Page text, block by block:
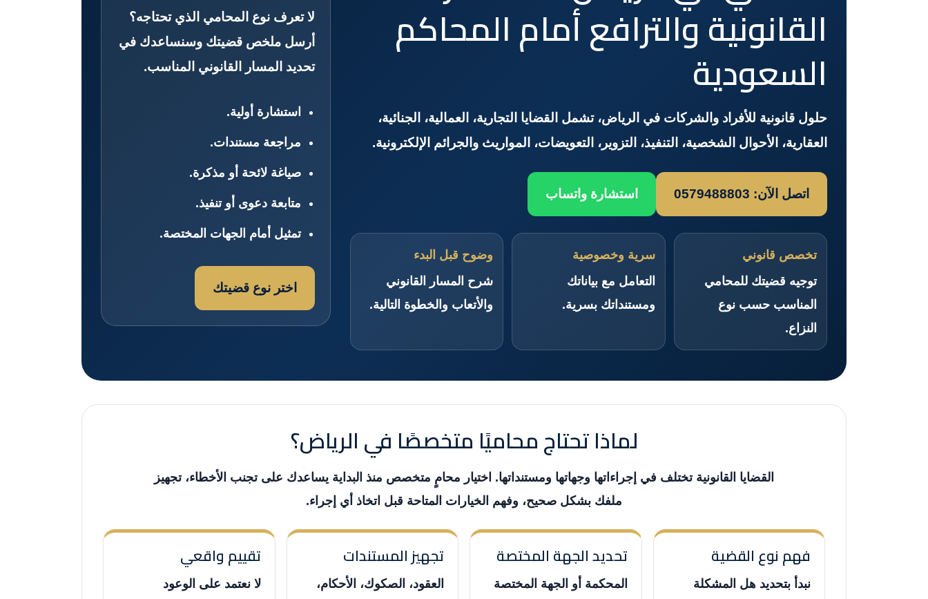
القانونية والترافع أمام المحاكم
السعودية
حلول قانونية للأفراد والشركات في الرياض، تشمل القضايا التجارية، العمالية، الجنائية،
العقارية، الأحوال الشخصية، التنفيذ، التزوير، التعويضات، المواريث والجرائم الإلكترونية.
اتصل الآن: 0579488803 استشارة واتساب
تخصص قانوني
توجيه قضيتك للمحامي
المناسب حسب نوع
النزاع.
سرية وخصوصية
التعامل مع بياناتك
ومستنداتك بسرية.
وضوح قبل البدء
شرح المسار القانوني
والأتعاب والخطوة التالية.
لا تعرف نوع المحامي الذي تحتاجه؟
أرسل ملخص قضيتك وسنساعدك في
تحديد المسار القانوني المناسب.
استشارة أولية.
مراجعة مستندات.
صياغة لائحة أو مذكرة.
متابعة دعوى أو تنفيذ.
تمثيل أمام الجهات المختصة.
اختر نوع قضيتك
لماذا تحتاج محاميًا متخصصًا في الرياض؟
القضايا القانونية تختلف في إجراءاتها وجهاتها ومستنداتها. اختيار محامٍ متخصص منذ البداية يساعدك على تجنب الأخطاء، تجهيز
ملفك بشكل صحيح، وفهم الخيارات المتاحة قبل اتخاذ أي إجراء.
فهم نوع القضية
نبدأ بتحديد هل المشكلة
تحديد الجهة المختصة
المحكمة أو الجهة المختصة
تجهيز المستندات
العقود، الصكوك، الأحكام،
تقييم واقعي
لا نعتمد على الوعود